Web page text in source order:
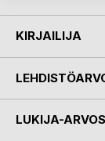
KIRJAILIJA
LUKIJA-